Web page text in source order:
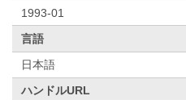
1993-01
言語
日本語
ハンドルURL